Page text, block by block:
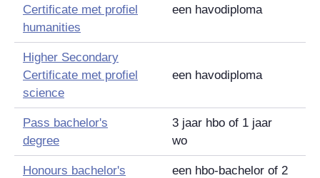
Certificate met profiel
humanities
een havodiploma
Higher Secondary
Certificate met profiel
science
een havodiploma
Pass bachelor's
degree
3 jaar hbo of 1 jaar
wo
Honours bachelor's
een hbo-bachelor of 2